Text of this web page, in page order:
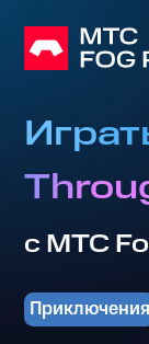
с МТС
Приключения